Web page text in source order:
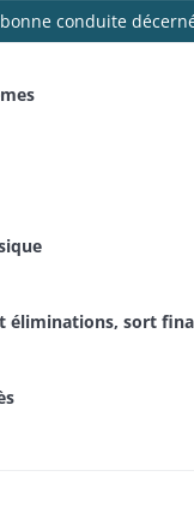
conduite
éliminations, sort